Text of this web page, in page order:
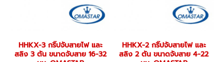
HHKX-3 กริ๊ปจับสายไฟ และ
สลิง 3 ตัน ขนาดจับสาย 16-32
HHKX-2 กริ๊ปจับสายไฟ และ
สลิง 2 ตัน ขนาดจับสาย 4-22